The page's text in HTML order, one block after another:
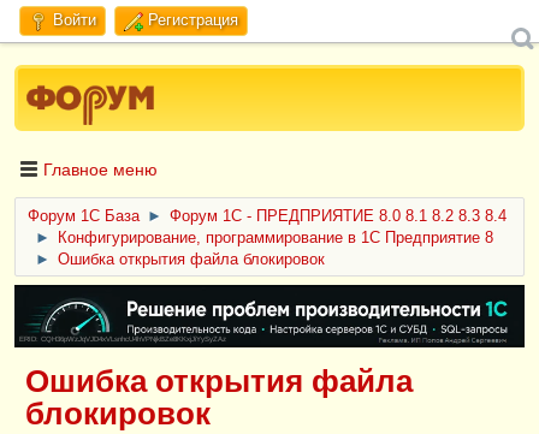
Войти Регистрация
Главное меню
Форум 1C База ►
Форум 1С - ПРЕДПРИЯТИЕ 8.0 8.1 8.2 8.3 8.4
►
Конфигурирование, программирование в 1С Предприятие 8
►
Ошибка открытия файла блокировок
ERID: CQH36pWzJqVJD4xVLsnhcU4hVPNjkBZe8KKxjJiYySyZAz
Ошибка открытия файла
блокировок